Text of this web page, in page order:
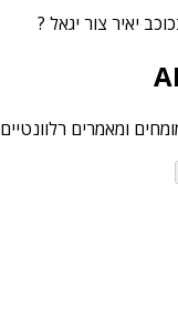
יאיר צור יגאל ?
ומאמרים רלוונטיים